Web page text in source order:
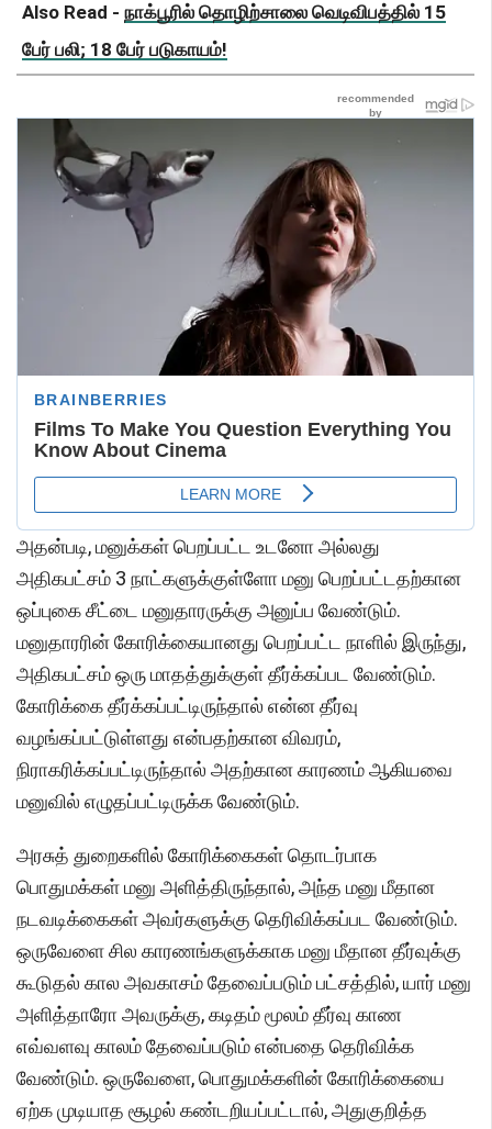
Also Read - நாக்பூரில் தொழிற்சாலை வெடிவிபத்தில் 15
பேர் பலி; 18 பேர் படுகாயம்!
அதன்படி, மனுக்கள் பெறப்பட்ட உடனோ அல்லது
அதிகபட்சம் 3 நாட்களுக்குள்ளோ மனு பெறப்பட்டதற்கான
ஒப்புகை சீட்டை மனுதாரருக்கு அனுப்ப வேண்டும்.
மனுதாரரின் கோரிக்கையானது பெறப்பட்ட நாளில் இருந்து,
அதிகபட்சம் ஒரு மாதத்துக்குள் தீர்க்கப்பட வேண்டும்.
கோரிக்கை தீர்க்கப்பட்டிருந்தால் என்ன தீர்வு
வழங்கப்பட்டுள்ளது என்பதற்கான விவரம்,
நிராகரிக்கப்பட்டிருந்தால் அதற்கான காரணம் ஆகியவை
மனுவில் எழுதப்பட்டிருக்க வேண்டும்.
அரசுத் துறைகளில் கோரிக்கைகள் தொடர்பாக
பொதுமக்கள் மனு அளித்திருந்தால், அந்த மனு மீதான
நடவடிக்கைகள் அவர்களுக்கு தெரிவிக்கப்பட வேண்டும்.
ஒருவேளை சில காரணங்களுக்காக மனு மீதான தீர்வுக்கு
கூடுதல் கால அவகாசம் தேவைப்படும் பட்சத்தில், யார் மனு
அளித்தாரோ அவருக்கு, கடிதம் மூலம் தீர்வு காண
எவ்வளவு காலம் தேவைப்படும் என்பதை தெரிவிக்க
வேண்டும். ஒருவேளை, பொதுமக்களின் கோரிக்கையை
ஏற்க முடியாத சூழல் கண்டறியப்பட்டால், அதுகுறித்த